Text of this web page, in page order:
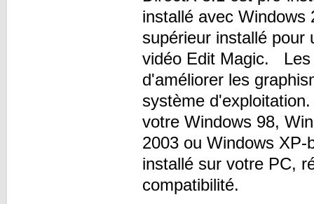
installé avec
supérieur installé pour
vidéo Edit Magic. Les
d'améliorer les
système
votre Windows 98,
2003 ou Windows
installé sur votre PC,
compatibilité.